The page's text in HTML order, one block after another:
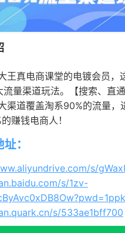
王真电商课堂的电镀会员，
流量渠道玩法。【搜索、直
渠道覆盖淘系90%的流量，
赚钱电商人！
：
s/
s/1zv-
s/533ae1bff700